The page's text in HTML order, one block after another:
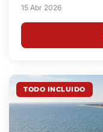
15 Abr 2026
TODO INCLUIDO